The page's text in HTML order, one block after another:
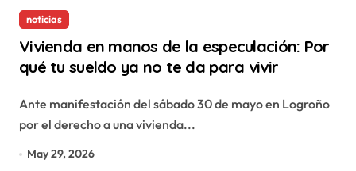
noticias
Vivienda en manos de la especulación: Por
qué tu sueldo ya no te da para vivir
Ante manifestación del sábado 30 de mayo en Logroño
por el derecho a una vivienda...
May 29, 2026